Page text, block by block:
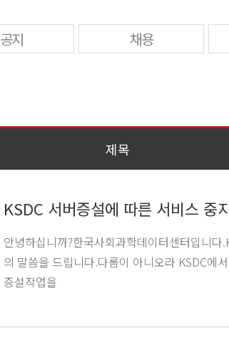
공지 채용
제목
KSDC 서버증설에 따른 서비스 중
안녕하십니까?한국사회과학데이터센터입니
의 말씀을 드립니다.다름이 아니오라 KSDC에
증설작업을